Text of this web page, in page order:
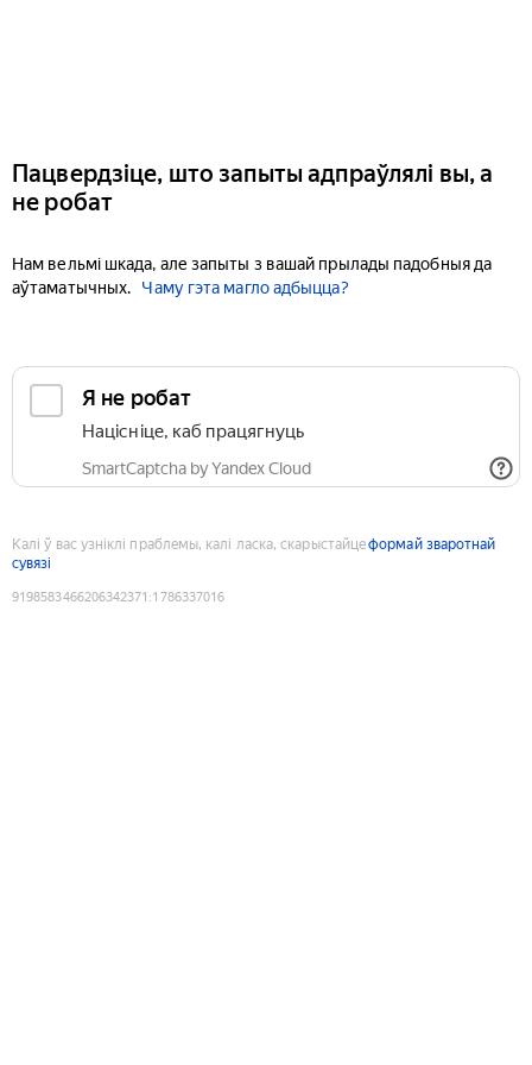
Пацвердзіце, што запыты адпраўлялі вы, а
не робат
Нам вельмі шкада, але запыты з вашай прылады падобныя да
аўтаматычных.
Чаму гэта магло адбыцца?
Я не робат
Націсніце, каб працягнуць
SmartCaptcha by Yandex Cloud
Калі ў вас узніклі праблемы, калі ласка, скарыстайцеформай зваротнай
сувязі
9198583466206342371 :1786337016